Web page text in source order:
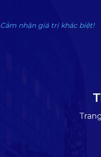
Cảm nhận giá trị khác biệt!